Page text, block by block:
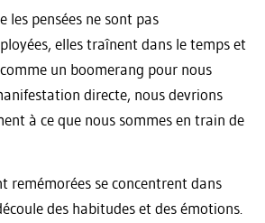
les pensées ne sont pas
elles traînent dans le temps et
un boomerang pour nous
directe, nous devrions
à ce que nous sommes en train de
remémorées se concentrent dans
des habitudes et des émotions.